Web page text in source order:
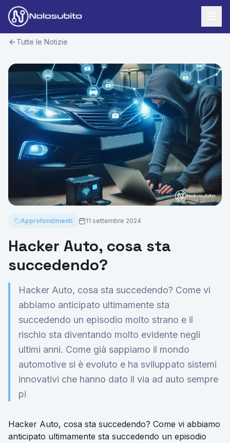
Offerte Noleggio
Offerte Business
Offerte Privati
Offerte Moto
Veicoli Commerciali
Offerte Re-Use
News
Usato Sicuro
Lavora con Noi
Area Cliente
Richiedi Preventivo
Tutte le Notizie
Approfondimenti 11 settembre 2024
Hacker Auto, cosa sta
succedendo?
Hacker Auto, cosa sta succedendo? Come vi
abbiamo anticipato ultimamente sta
succedendo un episodio molto strano e il
rischio sta diventando molto evidente negli
ultimi anni. Come già sappiamo il mondo
automotive si è evoluto e ha sviluppato sistemi
innovativi che hanno dato il via ad auto sempre
pi
Hacker Auto, cosa sta succedendo? Come vi abbiamo
anticipato ultimamente sta succedendo un episodio